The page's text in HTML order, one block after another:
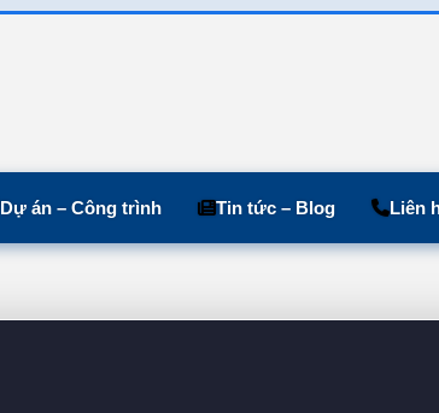
Dự án – Công trình Tin tức – Blog Liên